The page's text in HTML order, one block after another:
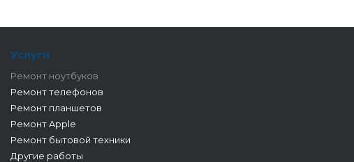
Услуги
Ремонт ноутбуков
Ремонт телефонов
Ремонт планшетов
Ремонт Apple
Ремонт бытовой техники
Другие работы